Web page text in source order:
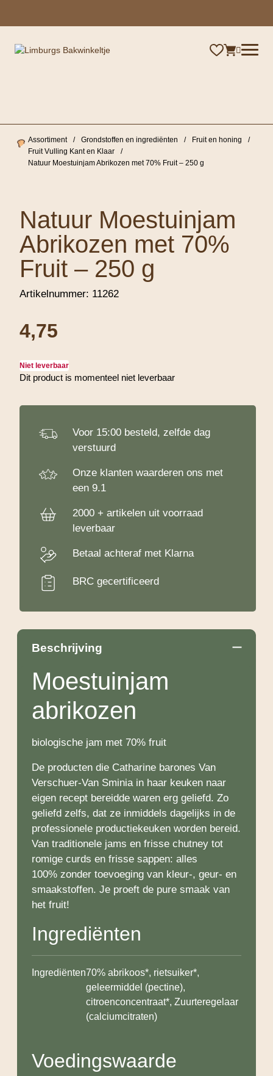
Assortiment / Grondstoffen en ingrediënten / Fruit en honing
/
Fruit Vulling Kant en Klaar
/
Natuur Moestuinjam Abrikozen met 70% Fruit – 250 g
Natuur Moestuinjam
Abrikozen met 70%
Fruit – 250 g
Artikelnummer: 11262
4,75
Niet leverbaar
Dit product is momenteel niet leverbaar
Let op!
Voor 15:00 besteld, zelfde dag
verstuurd
Onze klanten waarderen ons met
een 9.1
2000 + artikelen uit voorraad
leverbaar
Betaal achteraf met Klarna
BRC gecertificeerd
Beschrijving
Moestuinjam
abrikozen
biologische jam met 70% fruit
De producten die Catharine barones Van
Verschuer-Van Sminia in haar keuken naar
eigen recept bereidde waren erg geliefd. Zo
geliefd zelfs, dat ze inmiddels dagelijks in de
professionele productiekeuken worden bereid.
Van traditionele jams en frisse chutney tot
romige curds en frisse sappen: alles
100% zonder toevoeging van kleur-, geur- en
smaakstoffen. Je proeft de pure smaak van
het fruit!
Ingrediënten
Ingrediënten70% abrikoos*, rietsuiker*,
geleermiddel (pectine),
citroenconcentraat*, Zuurteregelaar
(calciumcitraten)
Voedingswaarde